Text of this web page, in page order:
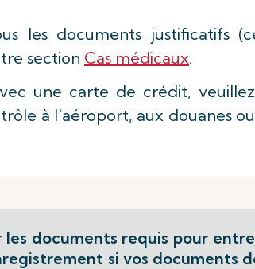
les documents justificatifs
section Cas médicaux.
une carte de crédit,
à l'aéroport, aux douanes
documents requis pour
si vos documents